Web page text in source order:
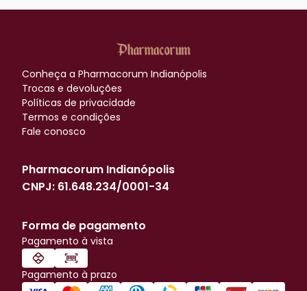
Conheça a Pharmacorum Indianópolis
Trocas e devoluções
Políticas de privacidade
Termos e condições
Fale conosco
Pharmacorum Indianópolis
CNPJ: 61.648.234/0001-34
Forma de pagamento
Pagamento à vista
Pagamento à prazo